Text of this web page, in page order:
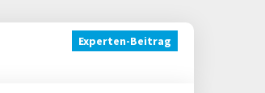
Experten-Beitrag